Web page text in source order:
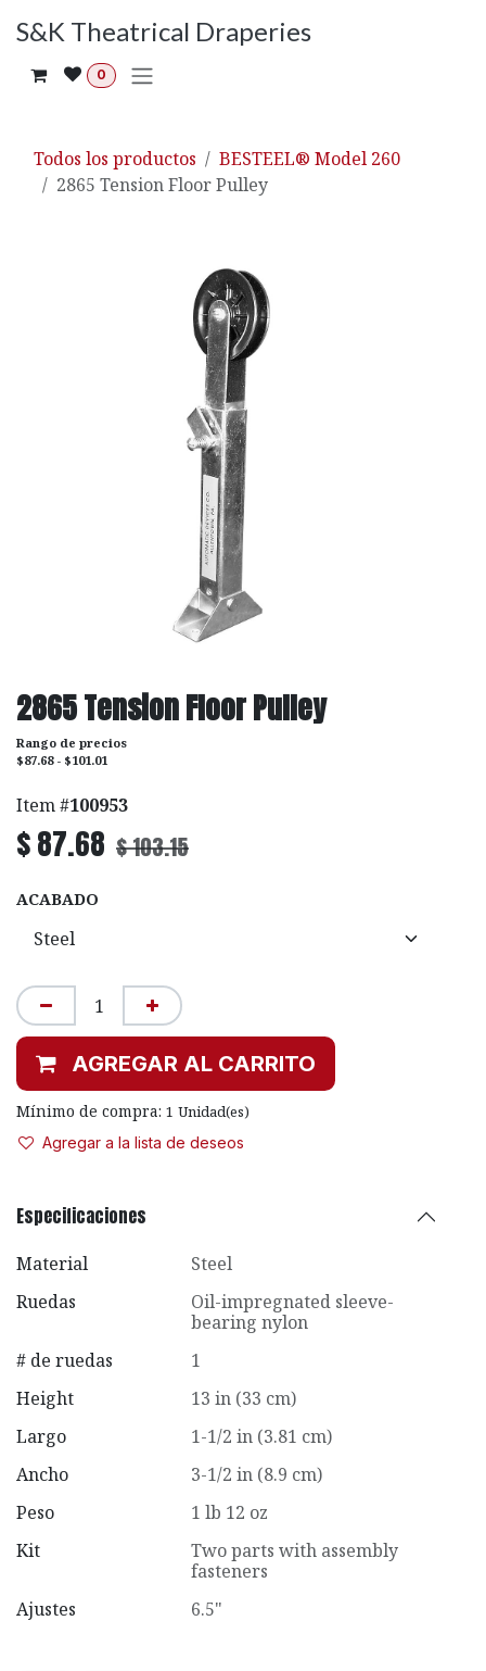
S&K Theatrical Draperies
0
Todos los productos
BESTEEL® Model 260
2865 Tension Floor Pulley
2865 Tension Floor Pulley
Rango de precios
$87.68 - $101.01
Item #100953
$87.68 $103.15
ACABADO
AGREGAR AL CARRITO
Mínimo de compra: 1 Unidad(es)
Agregar a la lista de deseos
Especificaciones
Material
Steel
Ruedas
Oil-impregnated sleeve-
bearing nylon
# de ruedas
1
Height
13 in (33 cm)
Largo
1-1/2 in (3.81 cm)
Ancho
3-1/2 in (8.9 cm)
Peso
1 lb 12 oz
Kit
Two parts with assembly
fasteners
Ajustes
6.5"